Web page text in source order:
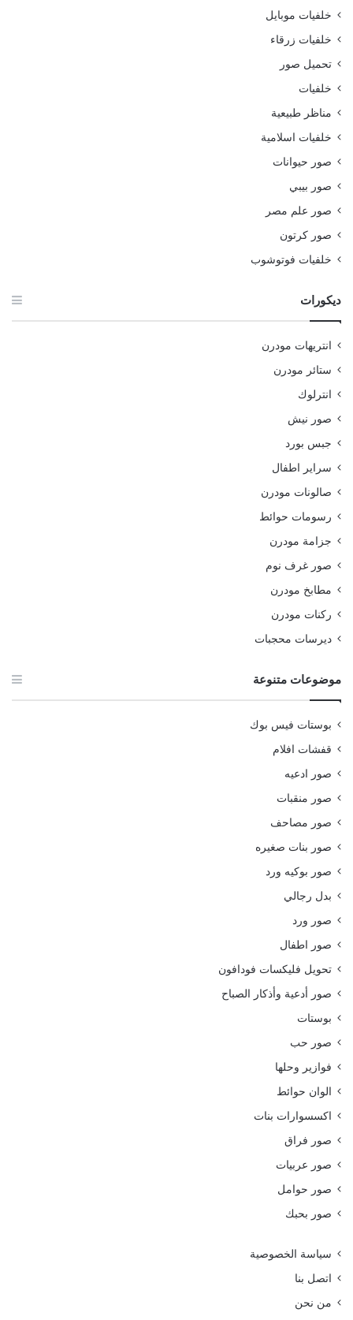
خلفيات موبايل
خلفيات زرقاء
تحميل صور
خلفيات
مناظر طبيعية
خلفيات اسلامية
صور حيوانات
صور بيبي
صور علم مصر
صور كرتون
خلفيات فوتوشوب
ديكورات
انتريهات مودرن
ستائر مودرن
انترلوك
صور نيش
جبس بورد
سراير اطفال
صالونات مودرن
رسومات حوائط
جزامة مودرن
صور غرف نوم
مطابخ مودرن
ركنات مودرن
ديرسات محجبات
موضوعات متنوعة
بوستات فيس بوك
قفشات افلام
صور ادعيه
صور منقبات
صور مصاحف
صور بنات صغيره
صور بوكيه ورد
بدل رجالي
صور ورد
صور اطفال
تحويل فليكسات فودافون
صور أدعية وأذكار الصباح
بوستات
صور حب
فوازير وحلها
الوان حوائط
اكسسوارات بنات
صور فراق
صور عربيات
صور حوامل
صور بحبك
سياسة الخصوصية
اتصل بنا
من نحن